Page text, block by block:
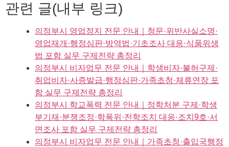
관련 글(내부 링크)
의정부시 영업정지 전문 안내｜청문·위반사실소명·
영업재개·행정심판·방역법·기초조사 대응·식품위생
법 포함 실무 구제전략 총정리
의정부시 비자업무 전문 안내｜학생비자·불허구제·
취업비자·사증발급·행정심판·가족초청·체류연장 포
함 실무 구제전략 총정리
의정부시 학교폭력 전문 안내｜정학처분 구제·학생
부기재·분쟁조정·학폭위·전학조치 대응·조치9호·서
면조사 포함 실무 구제전략 총정리
의정부시 비자업무 전문 안내｜가족초청·출입국행정